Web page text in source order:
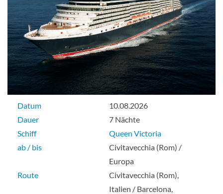
Datum
10.08.2026
Dauer
7 Nächte
Schiff
Queen Victoria
ab / bis
Civitavecchia (Rom) /
Europa
Route
Civitavecchia (Rom),
Italien / Barcelona,